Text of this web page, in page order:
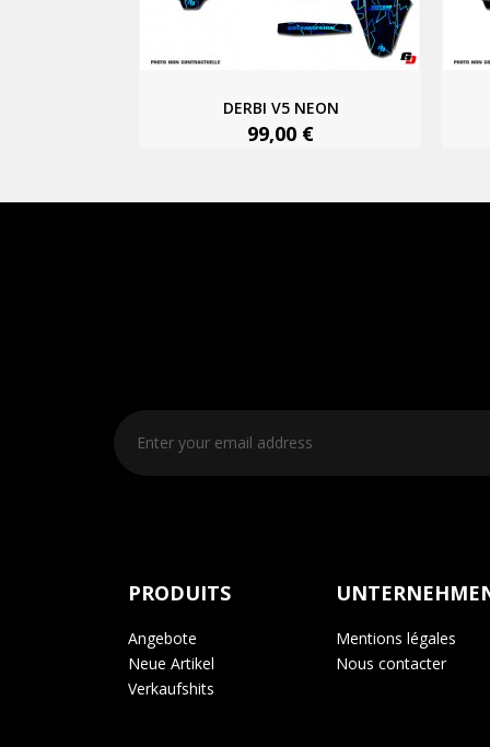
DERBI V5 NEON
99,00 €
PRODUITS
Angebote
Neue Artikel
Verkaufshits
Mentions légales
Nous contacter